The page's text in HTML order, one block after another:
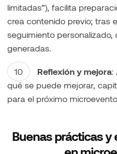
limitadas”), facilita
crea contenido previo; tras
seguimiento personalizado,
generadas.
Reflexión y mejora:
qué se puede mejorar,
para el próximo
Buenas prácticas